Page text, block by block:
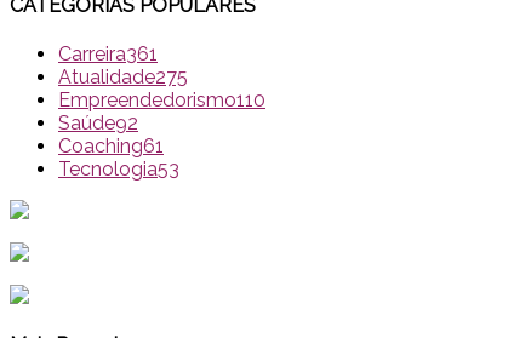
CATEGORIAS POPULARES
Carreira361
Atualidade275
Empreendedorismo110
Saúde92
Coaching61
Tecnologia53